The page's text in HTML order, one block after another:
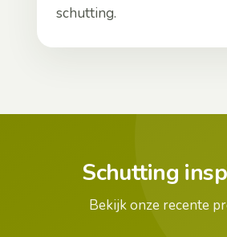
schutting.
Schutting
Bekijk onze recente